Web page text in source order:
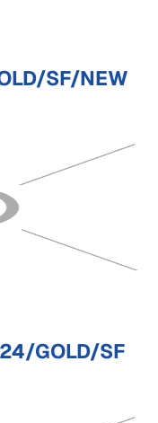
SF/NEW
GOLD/SF